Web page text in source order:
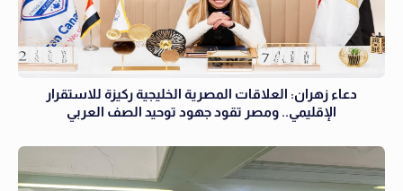
دعاء زهران: العلاقات المصرية الخليجية ركيزة للاستقرار
الإقليمي.. ومصر تقود جهود توحيد الصف العربي